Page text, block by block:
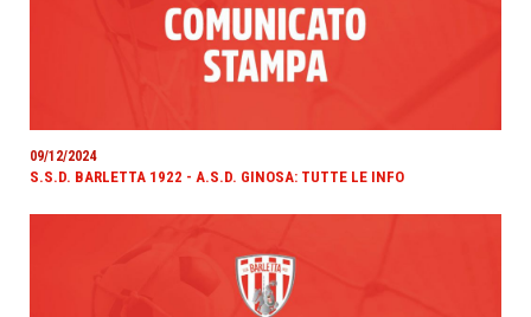
09/12/2024
S.S.D. BARLETTA 1922 - A.S.D. GINOSA: TUTTE LE INFO